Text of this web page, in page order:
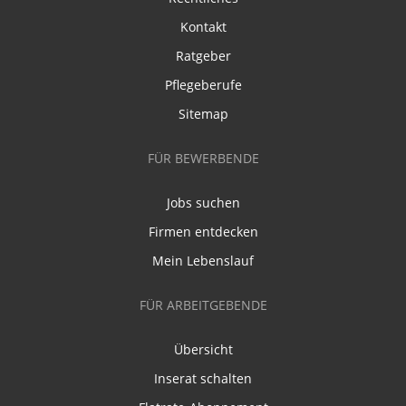
Kontakt
Ratgeber
Pflegeberufe
Sitemap
FÜR BEWERBENDE
Jobs suchen
Firmen entdecken
Mein Lebenslauf
FÜR ARBEITGEBENDE
Übersicht
Inserat schalten